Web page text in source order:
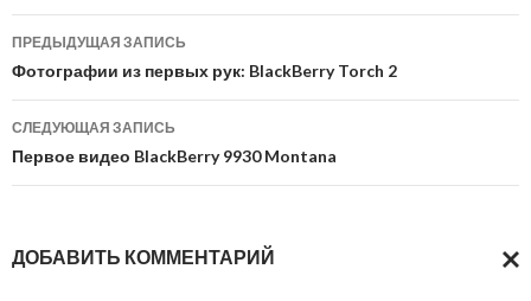
Навигация
по
записям
ПРЕДЫДУЩАЯ ЗАПИСЬ
Фотографии из первых рук: BlackBerry Torch 2
СЛЕДУЮЩАЯ ЗАПИСЬ
Первое видео BlackBerry 9930 Montana
ДОБАВИТЬ КОММЕНТАРИЙ